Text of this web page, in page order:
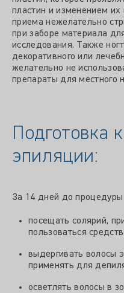
пластин и изменением
приема нежелательно
при заборе материала
исследования. Также
декоративного или
желательно не
препараты для местного
Подготовка
эпиляции:
За 14 дней до процедуры
посещать солярий,
пользоваться
выдергивать волосы
применять для
осветлять волосы в